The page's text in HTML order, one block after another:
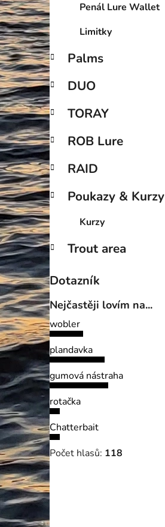
Penál Lure Wallet
Limitky
Palms
DUO
TORAY
ROB Lure
RAID
Poukazy & Kurzy
Kurzy
Trout area
Dotazník
Nejčastěji lovím na...
wobler
plandavka
gumová nástraha
rotačka
Chatterbait
Počet hlasů: 118